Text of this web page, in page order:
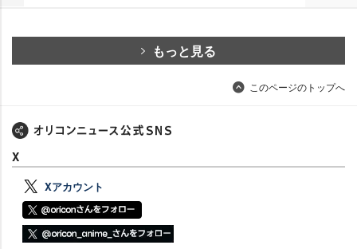
もっと見る
このページのトップへ
X
Xアカウント